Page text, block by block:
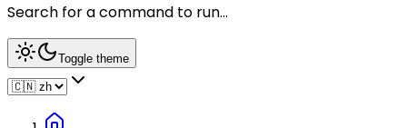
Search for a command to run...
Toggle theme